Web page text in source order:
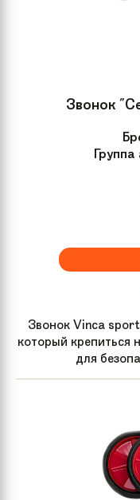
Звонок
Группа
Звонок Vinca
который крепиться
для